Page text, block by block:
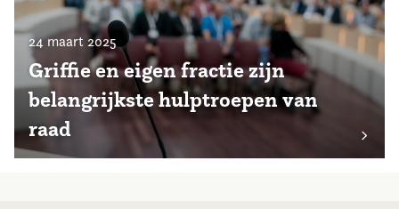
24 maart 2025
Griffie en eigen fractie zijn
belangrijkste hulptroepen van
raad